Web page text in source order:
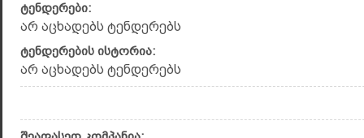
ტენდერები:
არ აცხადებს ტენდერებს
ტენდერების ისტორია:
არ აცხადებს ტენდერებს